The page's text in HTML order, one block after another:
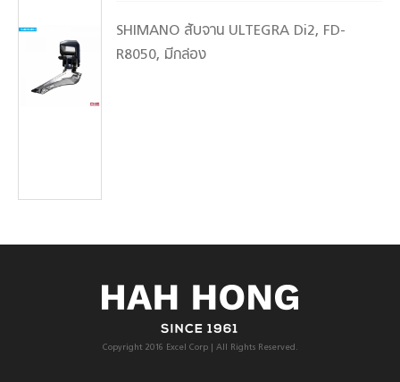
SHIMANO สับจาน ULTEGRA Di2, FD-
R8050, มีกล่อง
Copyright 2016 Excel Corp | All Rights Reserved.